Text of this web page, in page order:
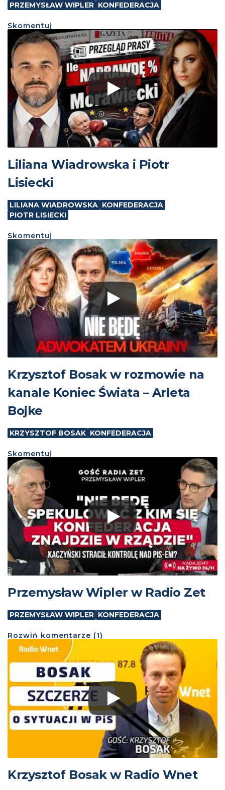
PRZEMYSŁAW WIPLER KONFEDERACJA
Skomentuj
Liliana Wiadrowska i Piotr
Lisiecki
LILIANA WIADROWSKA KONFEDERACJA
PIOTR LISIECKI
Skomentuj
Krzysztof Bosak w rozmowie na
kanale Koniec Świata – Arleta
Bojke
KRZYSZTOF BOSAK KONFEDERACJA
Skomentuj
Przemysław Wipler w Radio Zet
PRZEMYSŁAW WIPLER KONFEDERACJA
Rozwiń komentarze (1)
Krzysztof Bosak w Radio Wnet